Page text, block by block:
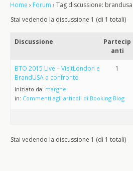
Home › Forum › Tag discussione: brandusa
Stai vedendo la discussione 1 (di 1 totali)
Discussione
Partecip
anti
BTO 2015 Live – VisitLondon e
BrandUSA a confronto
Iniziato da: marghe
in: Commenti agli articoli di Booking Blog
1
Stai vedendo la discussione 1 (di 1 totali)